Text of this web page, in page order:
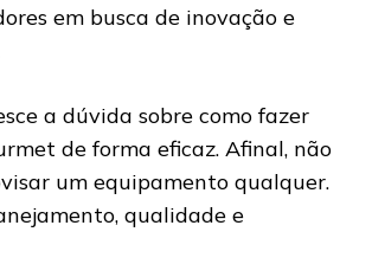
em busca de inovação e
a dúvida sobre como fazer
de forma eficaz. Afinal, não
um equipamento qualquer.
qualidade e